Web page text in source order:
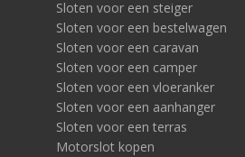
Sloten voor een steiger
Sloten voor een bestelwagen
Sloten voor een caravan
Sloten voor een camper
Sloten voor een vloeranker
Sloten voor een aanhanger
Sloten voor een terras
Motorslot kopen